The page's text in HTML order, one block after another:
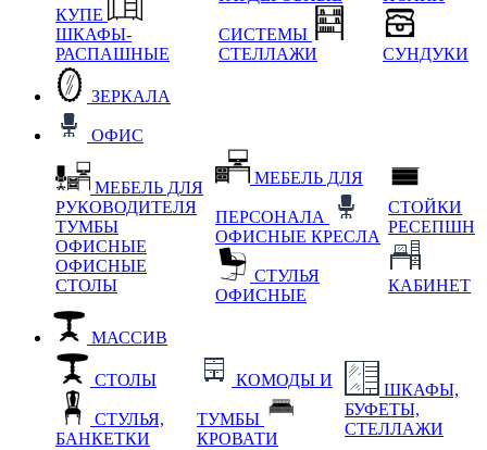
КУПЕ
ШКАФЫ-
РАСПАШНЫЕ
СИСТЕМЫ
СТЕЛЛАЖИ
СУНДУКИ
ЗЕРКАЛА
ОФИС
МЕБЕЛЬ ДЛЯ
РУКОВОДИТЕЛЯ
ТУМБЫ
ОФИСНЫЕ
ОФИСНЫЕ
СТОЛЫ
МЕБЕЛЬ ДЛЯ
ПЕРСОНАЛА
ОФИСНЫЕ КРЕСЛА
СТУЛЬЯ
ОФИСНЫЕ
СТОЙКИ
РЕСЕПШН
КАБИНЕТ
МАССИВ
СТОЛЫ
СТУЛЬЯ,
БАНКЕТКИ
КОМОДЫ И
ТУМБЫ
КРОВАТИ
ШКАФЫ,
БУФЕТЫ,
СТЕЛЛАЖИ